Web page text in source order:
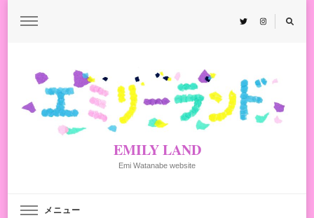
EMILY LAND
Emi Watanabe website
メニュー